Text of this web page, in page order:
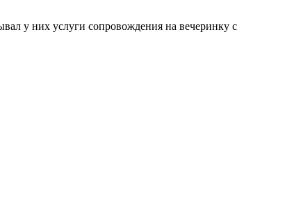
у них услуги сопровождения на вечеринку с